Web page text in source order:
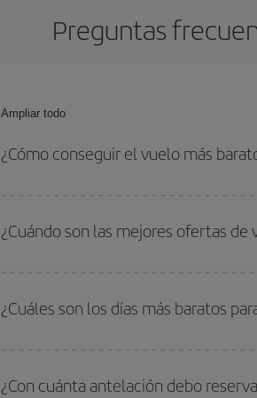
Preguntas
Ampliar todo
¿Cómo conseguir el vuelo más
fechas y horarios de ida y vuelta.
¿Cuándo son las mejores ofertas de
periodos de vacaciones escolares son
precios encontrarás.
¿Cuáles son los días más baratos
quieres ir y en qué fechas habías pensado
¿Con cuánta antelación debo